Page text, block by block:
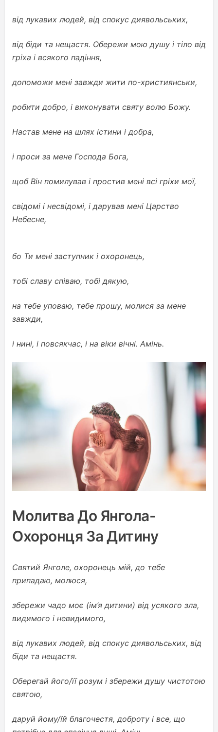
від лукавих людей, від спокус диявольських,
від біди та нещастя. Обережи мою душу і тіло від
гріха і всякого падіння,
допоможи мені завжди жити по-християнськи,
робити добро, і виконувати святу волю Божу.
Настав мене на шлях істини і добра,
і проси за мене Господа Бога,
щоб Він помилував і простив мені всі гріхи мої,
свідомі і несвідомі, і дарував мені Царство
Небесне,
бо Ти мені заступник і охоронець,
тобі славу співаю, тобі дякую,
на тебе уповаю, тебе прошу, молися за мене
завжди,
і нині, і повсякчас, і на віки вічні. Амінь.
Молитва До Янгола-
Охоронця За Дитину
Святий Янголе, охоронець мій, до тебе
припадаю, молюся,
збережи чадо моє (ім’я дитини) від усякого зла,
видимого і невидимого,
від лукавих людей, від спокус диявольських, від
біди та нещастя.
Оберегай його/її розум і збережи душу чистотою
святою,
даруй йому/їй благочестя, доброту і все, що